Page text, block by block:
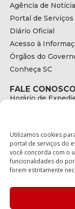
Utilizamos cookies
portal de serviços do
você concorda com o
funcionalidades do
forem estritamente
Agência de
Portal de Serviços
Diário Oficial
Acesso à
Órgãos do
Conheça SC
FALE CONOSCO
Horário de
E-mail:
ENDEREÇO
Endereço:
Bairro:
Coqueiros,